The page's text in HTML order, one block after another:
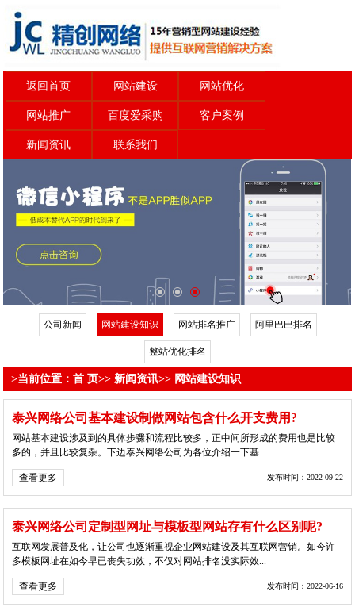
返回首页 网站建设 网站优化
网站推广 百度爱采购 客户案例
新闻资讯 联系我们
公司新闻 网站建设知识 网站排名推广 阿里巴巴排名
整站优化排名
>当前位置：首 页>>新闻资讯>> 网站建设知识
泰兴网络公司基本建设制做网站包含什么开支费用?
网站基本建设涉及到的具体步骤和流程比较多，正中间所形成的费用也是比较
多的，并且比较复杂。下边泰兴网络公司为各位介绍一下基...
查看更多 发布时间：2022-09-22
泰兴网络公司定制型网址与模板型网站存有什么区别呢?
互联网发展普及化，让公司也逐渐重视企业网站建设及其互联网营销。如今许
多模板网址在如今早已丧失功效，不仅对网站排名没实际效...
查看更多 发布时间：2022-06-16